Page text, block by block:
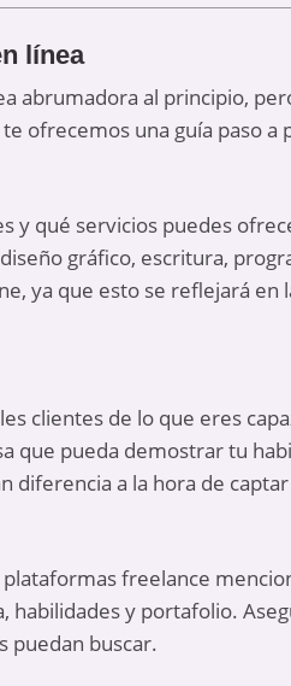
línea
abrumadora al principio,
ofrecemos una guía paso a
y qué servicios puedes
gráfico, escritura,
ya que esto se reflejará en
clientes de lo que eres
que pueda demostrar tu
diferencia a la hora de
freelance
y portafolio.
puedan buscar.